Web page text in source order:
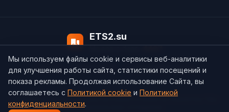
ETS2.su
О нас Контакты support@ets2.su
Политика конфиденциальности
Пользовательское соглашение
Мы используем файлы cookie и сервисы веб-аналитики
для улучшения работы сайта, статистики посещений и
показа рекламы. Продолжая использование Сайта, вы
соглашаетесь с Политикой cookie и Политикой
конфиденциальности.